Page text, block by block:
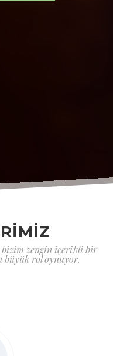
zengin içerikli bir
büyük rol oynuyor.